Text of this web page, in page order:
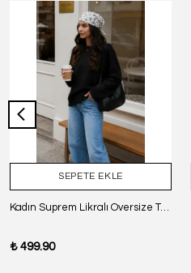
SEPETE EKLE
Kadın Suprem Likralı Oversize T-Shirt - SİYAH
₺ 499.90